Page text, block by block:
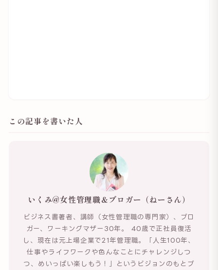
この記事を書いた人
いくみ@女性管理職＆ブロガー（ねーさん）
ビジネス書著者、講師（女性管理職の専門家）、ブロ
ガー、ワーキングマザー30年。 40歳で正社員復活
し、現在は元上場企業で21年管理職。「人生100年、
仕事やライフワークや色んなことにチャレンジしつ
つ、めいっぱい楽しもう！」というビジョンのもとブ